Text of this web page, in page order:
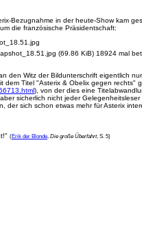
Bezugnahme in der heute-Show kam
die französische Präsidentschaft:
(69.86 KiB) 18924 mal
den Witz der Bildunterschrift eigentlich
dem Titel "Asterix & Obelix gegen rechts"
), von der dies eine
sicherlich nicht jeder
der sich schon etwas mehr für Asterix
(Erik der Blonde Die große Überfahrt, S. 5)